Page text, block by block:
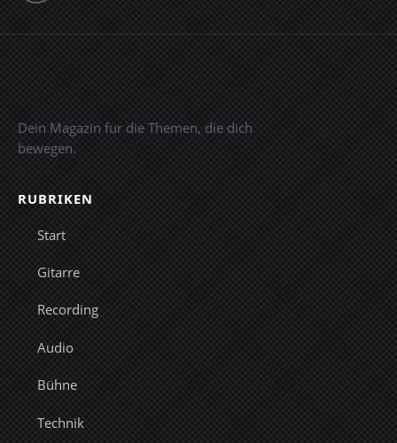
Dein Magazin für die Themen, die dich
bewegen.
RUBRIKEN
Start
Gitarre
Recording
Audio
Bühne
Technik